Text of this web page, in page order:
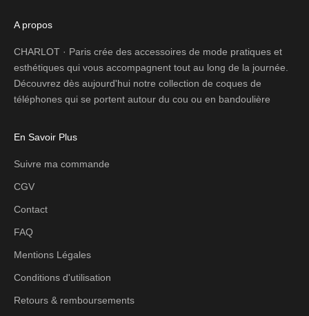
A propos
CHARLOT · Paris crée des accessoires de mode pratiques et
esthétiques qui vous accompagnent tout au long de la journée.
Découvrez dès aujourd'hui notre collection de coques de
téléphones qui se portent autour du cou ou en bandoulière
En Savoir Plus
Suivre ma commande
CGV
Contact
FAQ
Mentions Légales
Conditions d'utilisation
Retours & remboursements